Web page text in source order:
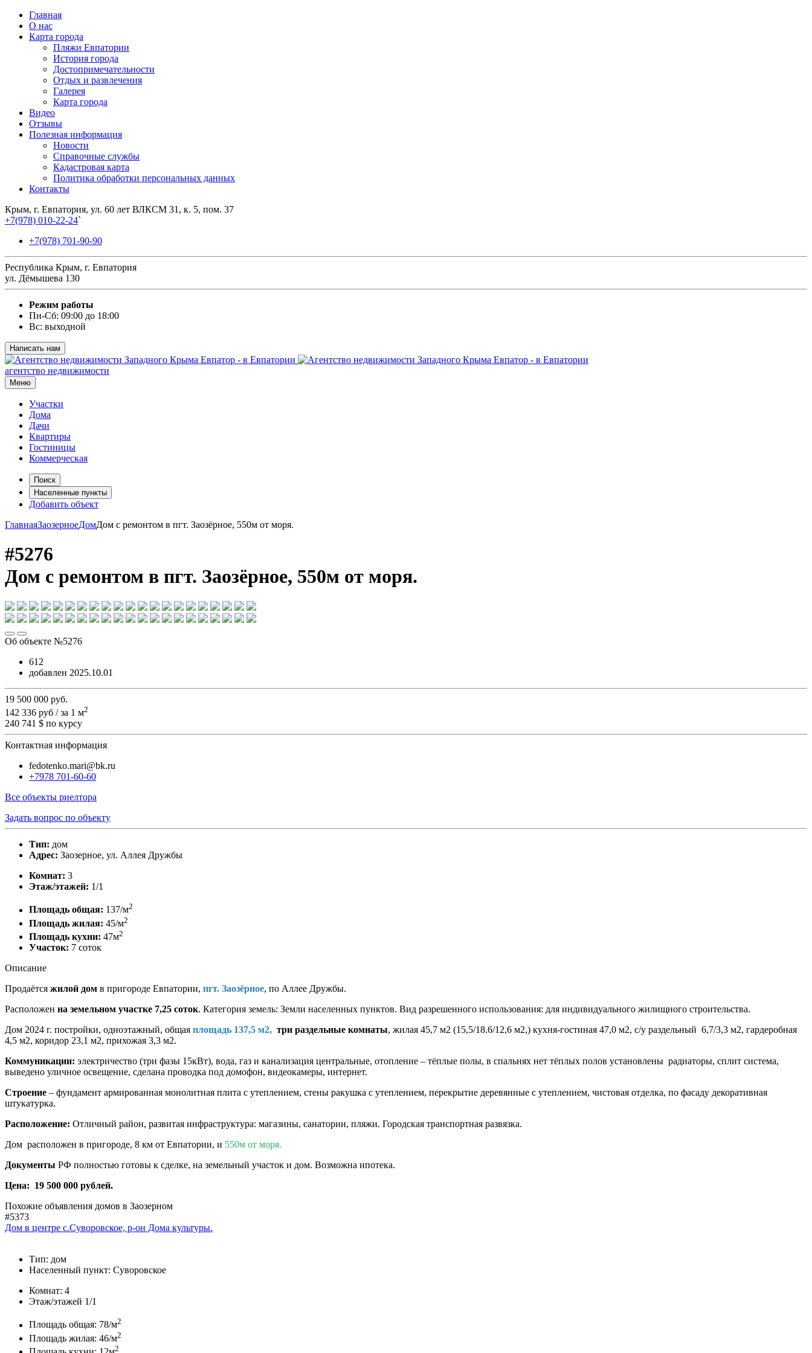
Главная
О нас
Карта города
Пляжи Евпатории
История города
Достопримечательности
Отдых и развлечения
Галерея
Карта города
Видео
Отзывы
Полезная информация
Новости
Справочные службы
Кадастровая карта
Политика обработки персональных данных
Контакты
Крым, г. Евпатория, ул. 60 лет ВЛКСМ 31, к. 5, пом. 37
+7(978) 010-22-24`
+7(978) 701-90-90
Республика Крым, г. Евпатория
ул. Дёмышева 130
Режим работы
Пн-Сб: 09:00 до 18:00
Вс: выходной
Написать нам
агентство недвижимости
Меню
Участки
Дома
Дачи
Квартиры
Гостиницы
Коммерческая
Поиск
Населенные пункты
Добавить объект
ГлавнаяЗаозерноеДомДом с ремонтом в пгт. Заозёрное, 550м от моря.
#5276
Дом с ремонтом в пгт. Заозёрное, 550м от моря.
Об объекте №5276
612
добавлен 2025.10.01
19 500 000 руб.
142 336 руб / за 1 м2
240 741 $ по курсу
Контактная информация
fedotenko.mari@bk.ru
+7978 701-60-60
Все объекты риелтора
Задать вопрос по объекту
Тип: дом
Адрес: Заозерное, ул. Аллея Дружбы
Комнат: 3
Этаж/этажей: 1/1
Площадь общая: 137/м2
Площадь жилая: 45/м2
Площадь кухни: 47м2
Участок: 7 соток
Описание
Продаётся жилой дом в пригороде Евпатории, пгт. Заозёрное, по Аллее Дружбы.
Расположен на земельном участке 7,25 соток. Категория земель: Земли населенных пунктов. Вид разрешенного использования: для индивидуального жилищного строительства.
Дом 2024 г. постройки, одноэтажный, общая площадь 137,5 м2, три раздельные комнаты, жилая 45,7 м2 (15,5/18.6/12,6 м2,) кухня-гостиная 47,0 м2, с/у раздельный 6,7/3,3 м2, гардеробная
4,5 м2, коридор 23,1 м2, прихожая 3,3 м2.
Коммуникации: электричество (три фазы 15кВт), вода, газ и канализация центральные, отопление – тёплые полы, в спальнях нет тёплых полов установлены радиаторы, сплит система,
выведено уличное освещение, сделана проводка под домофон, видеокамеры, интернет.
Строение – фундамент армированная монолитная плита с утеплением, стены ракушка с утеплением, перекрытие деревянные с утеплением, чистовая отделка, по фасаду декоративная
штукатурка.
Расположение: Отличный район, развитая инфраструктура: магазины, санатории, пляжи. Городская транспортная развязка.
Дом расположен в пригороде, 8 км от Евпатории, и 550м от моря.
Документы РФ полностью готовы к сделке, на земельный участок и дом. Возможна ипотека.
Цена: 19 500 000 рублей.
Похожие объявления домов в Заозерном
#5373
Дом в центре с.Суворовское, р-он Дома культуры.
Тип: дом
Населенный пункт: Суворовское
Комнат: 4
Этаж/этажей 1/1
Площадь общая: 78/м2
Площадь жилая: 46/м2
2